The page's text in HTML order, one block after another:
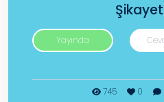
Yayında
745 0